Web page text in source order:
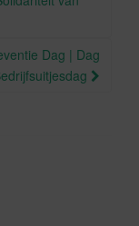
Dag | Dag